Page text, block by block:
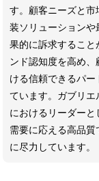
す。顧客ニーズと
装ソリューション
果的に訴求するこ
ンド認知度を高め
ける信頼できるパ
ています。ガブリ
におけるリーダー
需要に応える高品
に尽力しています。